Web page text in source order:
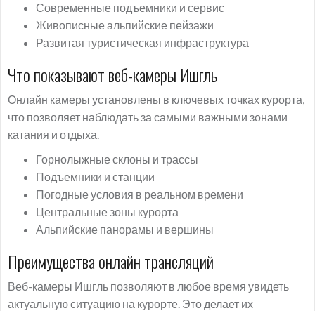
Современные подъемники и сервис
Живописные альпийские пейзажи
Развитая туристическая инфраструктура
Что показывают веб-камеры Ишгль
Онлайн камеры установлены в ключевых точках курорта,
что позволяет наблюдать за самыми важными зонами
катания и отдыха.
Горнолыжные склоны и трассы
Подъемники и станции
Погодные условия в реальном времени
Центральные зоны курорта
Альпийские панорамы и вершины
Преимущества онлайн трансляций
Веб-камеры Ишгль позволяют в любое время увидеть
актуальную ситуацию на курорте. Это делает их